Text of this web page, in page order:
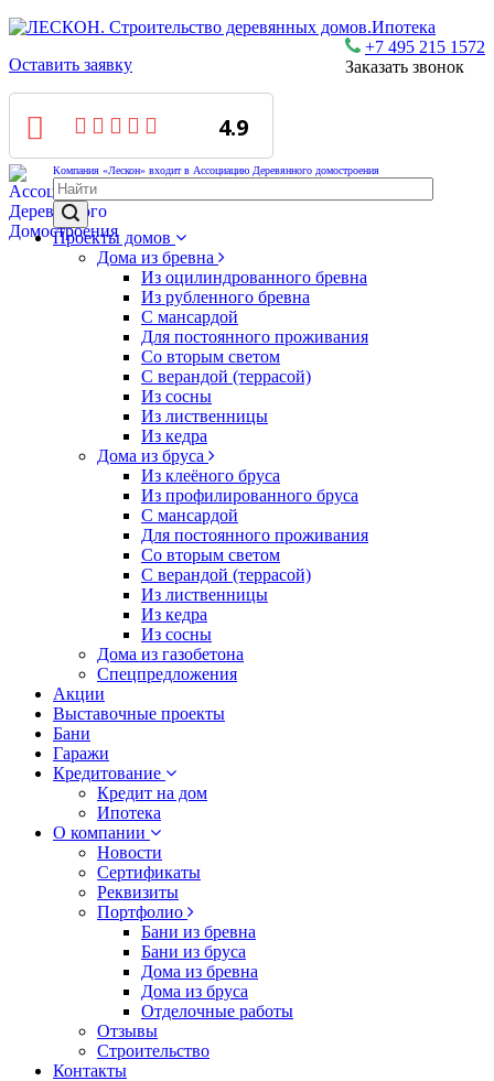
+7 495 215 1572
Заказать звонок
Ипотека
Оставить заявку
4.9
Компания «Лескон» входит в Ассоциацию Деревянного домостроения
Проекты домов
Дома из бревна
Из оцилиндрованного бревна
Из рубленного бревна
С мансардой
Для постоянного проживания
Со вторым светом
С верандой (террасой)
Из сосны
Из лиственницы
Из кедра
Дома из бруса
Из клеёного бруса
Из профилированного бруса
С мансардой
Для постоянного проживания
Со вторым светом
С верандой (террасой)
Из лиственницы
Из кедра
Из сосны
Дома из газобетона
Спецпредложения
Акции
Выставочные проекты
Бани
Гаражи
Кредитование
Кредит на дом
Ипотека
О компании
Новости
Сертификаты
Реквизиты
Портфолио
Бани из бревна
Бани из бруса
Дома из бревна
Дома из бруса
Отделочные работы
Отзывы
Строительство
Контакты